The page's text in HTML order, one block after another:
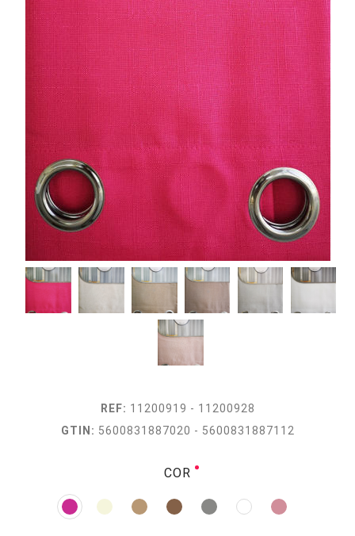
REF: 11200919 - 11200928
GTIN: 5600831887020 - 5600831887112
COR